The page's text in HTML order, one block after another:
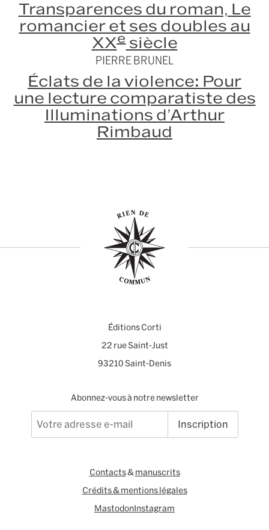
Transparences du roman, Le
romancier et ses doubles au
XXesiècle
PIERRE BRUNEL
Éclats de la violence: Pour
une lecture comparatiste des
Illuminations d’Arthur
Rimbaud
Éditions Corti
22 rue Saint-Just
93210 Saint-Denis
Abonnez-vous à notre newsletter
Inscription
Contacts&manuscrits
Crédits & mentions légales
MastodonInstagram